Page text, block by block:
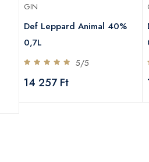
GIN
Def Leppard Animal 40%
0,7L
5/5
14 257 Ft